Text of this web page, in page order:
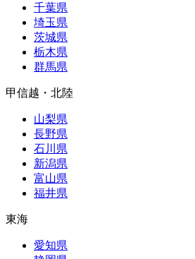
千葉県
埼玉県
茨城県
栃木県
群馬県
甲信越・北陸
山梨県
長野県
石川県
新潟県
富山県
福井県
東海
愛知県